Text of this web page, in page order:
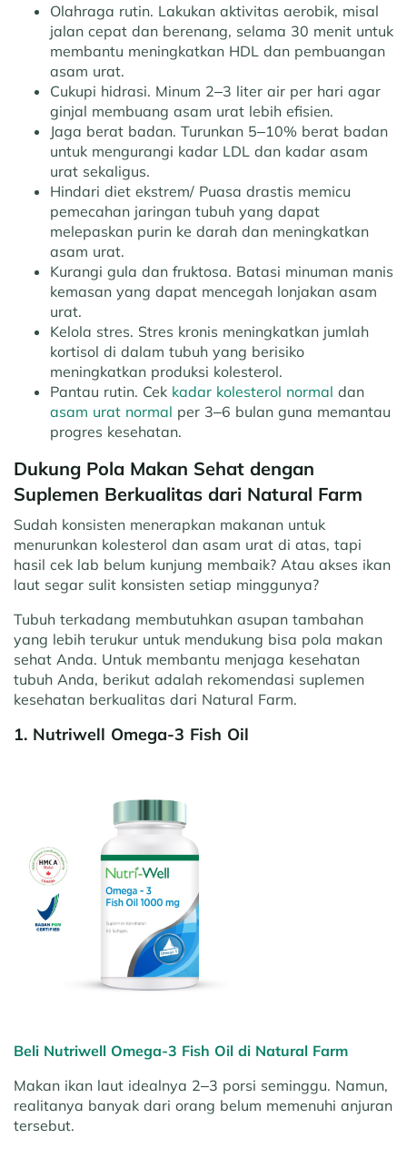
Olahraga rutin. Lakukan aktivitas aerobik, misal
jalan cepat dan berenang, selama 30 menit untuk
membantu meningkatkan HDL dan pembuangan
asam urat.
Cukupi hidrasi. Minum 2–3 liter air per hari agar
ginjal membuang asam urat lebih efisien.
Jaga berat badan. Turunkan 5–10% berat badan
untuk mengurangi kadar LDL dan kadar asam
urat sekaligus.
Hindari diet ekstrem/ Puasa drastis memicu
pemecahan jaringan tubuh yang dapat
melepaskan purin ke darah dan meningkatkan
asam urat.
Kurangi gula dan fruktosa. Batasi minuman manis
kemasan yang dapat mencegah lonjakan asam
urat.
Kelola stres. Stres kronis meningkatkan jumlah
kortisol di dalam tubuh yang berisiko
meningkatkan produksi kolesterol.
Pantau rutin. Cek kadar kolesterol normal dan
asam urat normal per 3–6 bulan guna memantau
progres kesehatan.
Dukung Pola Makan Sehat dengan
Suplemen Berkualitas dari Natural Farm
Sudah konsisten menerapkan makanan untuk
menurunkan kolesterol dan asam urat di atas, tapi
hasil cek lab belum kunjung membaik? Atau akses ikan
laut segar sulit konsisten setiap minggunya?
Tubuh terkadang membutuhkan asupan tambahan
yang lebih terukur untuk mendukung bisa pola makan
sehat Anda. Untuk membantu menjaga kesehatan
tubuh Anda, berikut adalah rekomendasi suplemen
kesehatan berkualitas dari Natural Farm.
1. Nutriwell Omega-3 Fish Oil
Beli Nutriwell Omega-3 Fish Oil di Natural Farm
Makan ikan laut idealnya 2–3 porsi seminggu. Namun,
realitanya banyak dari orang belum memenuhi anjuran
tersebut.